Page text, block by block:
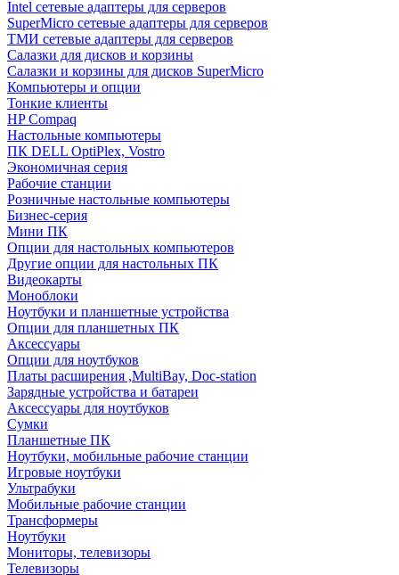
Intel сетевые адаптеры для серверов
SuperMicro сетевые адаптеры для серверов
ТМИ сетевые адаптеры для серверов
Салазки для дисков и корзины
Салазки и корзины для дисков SuperMicro
Компьютеры и опции
Тонкие клиенты
HP Compaq
Настольные компьютеры
ПК DELL OptiPlex, Vostro
Экономичная серия
Рабочие станции
Розничные настольные компьютеры
Бизнес-серия
Мини ПК
Опции для настольных компьютеров
Другие опции для настольных ПК
Видеокарты
Моноблоки
Ноутбуки и планшетные устройства
Опции для планшетных ПК
Аксессуары
Опции для ноутбуков
Платы расширения ,MultiBay, Doc-station
Зарядные устройства и батареи
Аксессуары для ноутбуков
Сумки
Планшетные ПК
Ноутбуки, мобильные рабочие станции
Игровые ноутбуки
Ультрабуки
Мобильные рабочие станции
Трансформеры
Ноутбуки
Мониторы, телевизоры
Телевизоры